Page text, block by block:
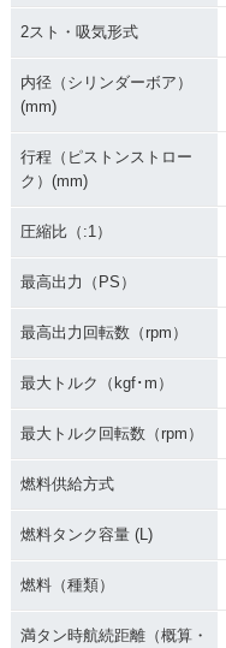
2スト・吸気形式
内径（シリンダーボア）
(mm)
行程（ピストンストロー
ク）(mm)
圧縮比（:1）
最高出力（PS）
最高出力回転数（rpm）
最大トルク（kgf･m）
最大トルク回転数（rpm）
燃料供給方式
燃料タンク容量 (L)
燃料（種類）
満タン時航続距離（概算・